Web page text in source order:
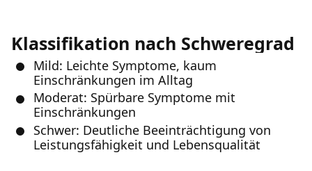
Klassifikation nach Schweregrad
Mild: Leichte Symptome, kaum
Einschränkungen im Alltag
Moderat: Spürbare Symptome mit
Einschränkungen
Schwer: Deutliche Beeinträchtigung von
Leistungsfähigkeit und Lebensqualität